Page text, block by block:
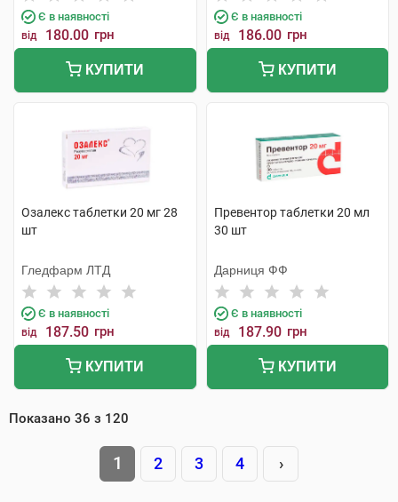
Є в наявності
від 180.00 грн
КУПИТИ
Є в наявності
від 186.00 грн
КУПИТИ
Озалекс таблетки 20 мг 28
шт
Гледфарм ЛТД
Є в наявності
від 187.50 грн
КУПИТИ
Превентор таблетки 20 мл
30 шт
Дарниця ФФ
Є в наявності
від 187.90 грн
КУПИТИ
Показано 36 з 120
1 2 3 4 ›